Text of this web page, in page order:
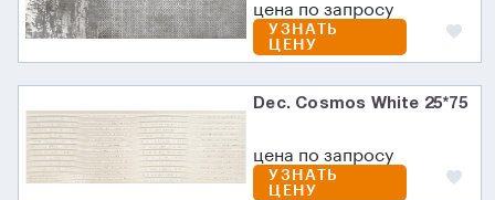
цена по запросу
УЗНАТЬ
ЦЕНУ
Dec. Cosmos White 25*75
цена по запросу
УЗНАТЬ
ЦЕНУ